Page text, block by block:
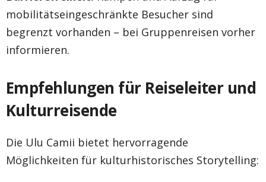
mobilitätseingeschränkte Besucher sind
begrenzt vorhanden – bei Gruppenreisen vorher
informieren.
Empfehlungen für Reiseleiter und
Kulturreisende
Die Ulu Camii bietet hervorragende
Möglichkeiten für kulturhistorisches Storytelling: